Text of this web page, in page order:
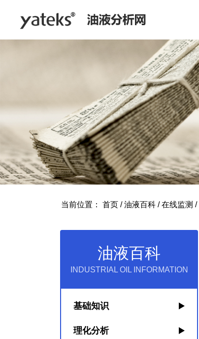
当前位置： 首页 / 油液百科 / 在线监测 /
油液百科
INDUSTRIAL OIL INFORMATION
基础知识
理化分析